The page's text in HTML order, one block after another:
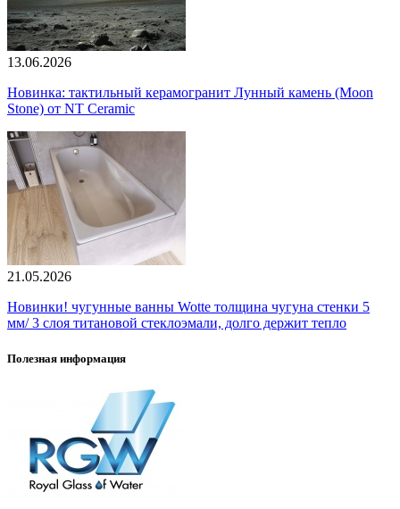
13.06.2026
Новинка: тактильный керамогранит Лунный камень (Moon
Stone) от NT Ceramic
21.05.2026
Новинки! чугунные ванны Wotte толщина чугуна стенки 5
мм/ 3 слоя титановой стеклоэмали, долго держит тепло
Полезная информация